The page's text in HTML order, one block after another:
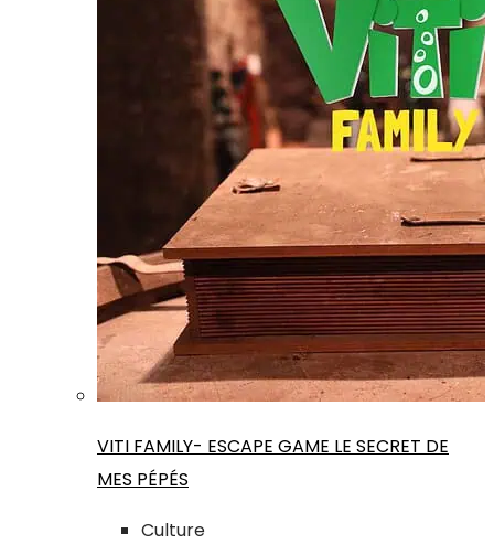
VITI FAMILY- ESCAPE GAME LE SECRET DE
MES PÉPÉS
Culture